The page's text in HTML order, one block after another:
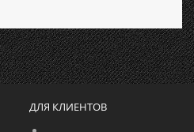
ДЛЯ КЛИЕНТОВ